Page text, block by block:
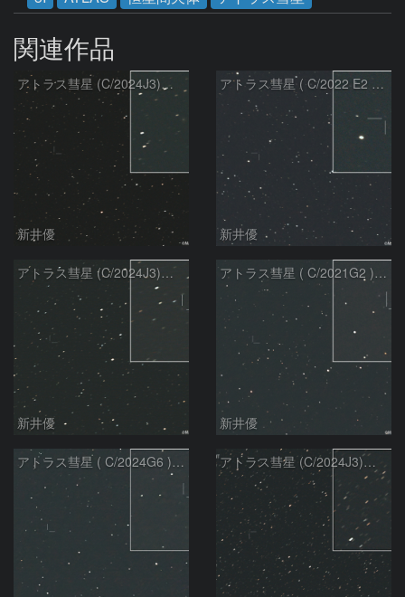
関連作品
アトラス彗星 (C/2024J3)：2026/08/05
新井優
アトラス彗星 ( C/2022 E2 )：2026/07/27
新井優
アトラス彗星 (C/2024J3)：2026/07/26
新井優
アトラス彗星 ( C/2021G2 )：2026/07/09
新井優
アトラス彗星 ( C/2024G6 )：2026/07/09 アトラス彗星 (C/2024J3)：2026/07/09